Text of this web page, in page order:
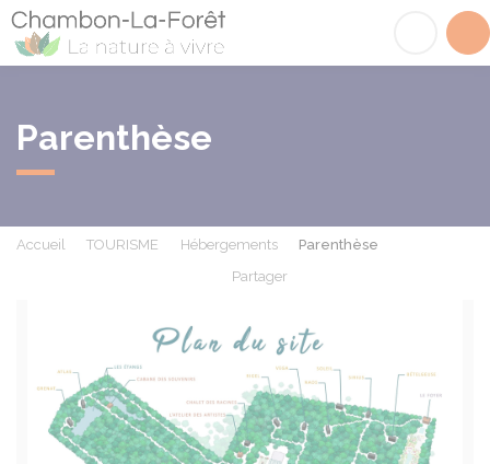
Parenthèse
Accueil TOURISME Hébergements
Parenthèse
Partager